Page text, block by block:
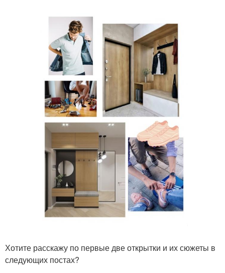
Хотите расскажу по первые две открытки и их сюжеты в
следующих постах?